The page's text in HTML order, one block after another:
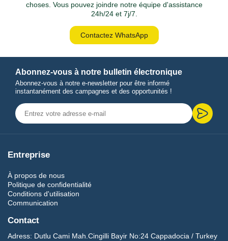
choses. Vous pouvez joindre notre équipe d'assistance
24h/24 et 7j/7.
Contactez WhatsApp
Abonnez-vous à notre bulletin électronique
Abonnez-vous à notre e-newsletter pour être informé
instantanément des campagnes et des opportunités !
Entreprise
À propos de nous
Politique de confidentialité
Conditions d'utilisation
Communication
Contact
Adress: Dutlu Cami Mah.Cingilli Bayir No:24 Cappadocia / Turkey